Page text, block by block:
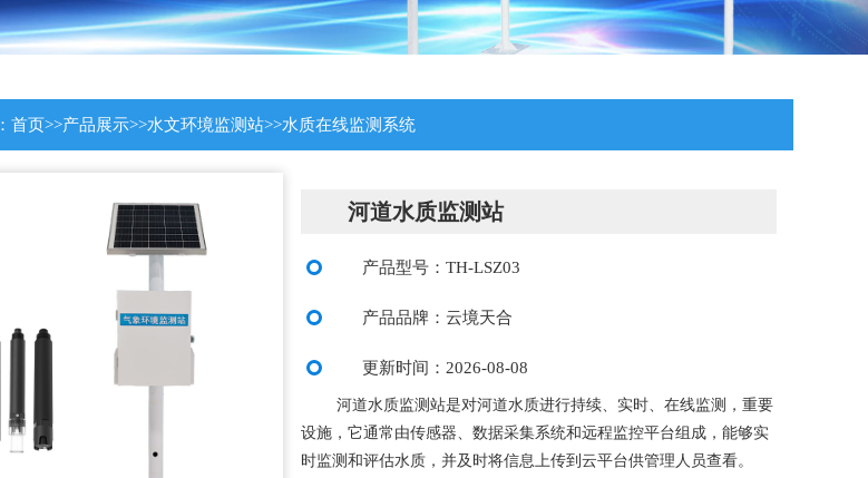
首页>>产品展示>>水文环境监测站>>水质在线监测系统
河道水质监测站
产品型号：TH-LSZ03
产品品牌：云境天合
更新时间：2026-08-08
河道水质监测站是对河道水质进行持续、实时、在线监测，重要
设施，它通常由传感器、数据采集系统和远程监控平台组成，能够实
时监测和评估水质，并及时将信息上传到云平台供管理人员查看。